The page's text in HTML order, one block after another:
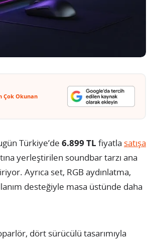
Çok Okunan
Türkiye’de 6.899 TL fiyatla satışa
yerleştirilen soundbar tarzı ana
Ayrıca set, RGB aydınlatma,
desteğiyle masa üstünde daha
dört sürücülü tasarımıyla